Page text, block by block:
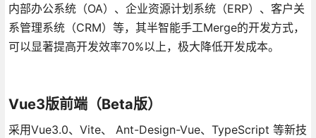
内部办公系统（OA）、企业资源计划系统（ERP）、客户关
系管理系统（CRM）等，其半智能手工Merge的开发方式，
可以显著提高开发效率70%以上，极大降低开发成本。
Vue3版前端（Beta版）
采用Vue3.0、Vite、 Ant-Design-Vue、TypeScript 等新技